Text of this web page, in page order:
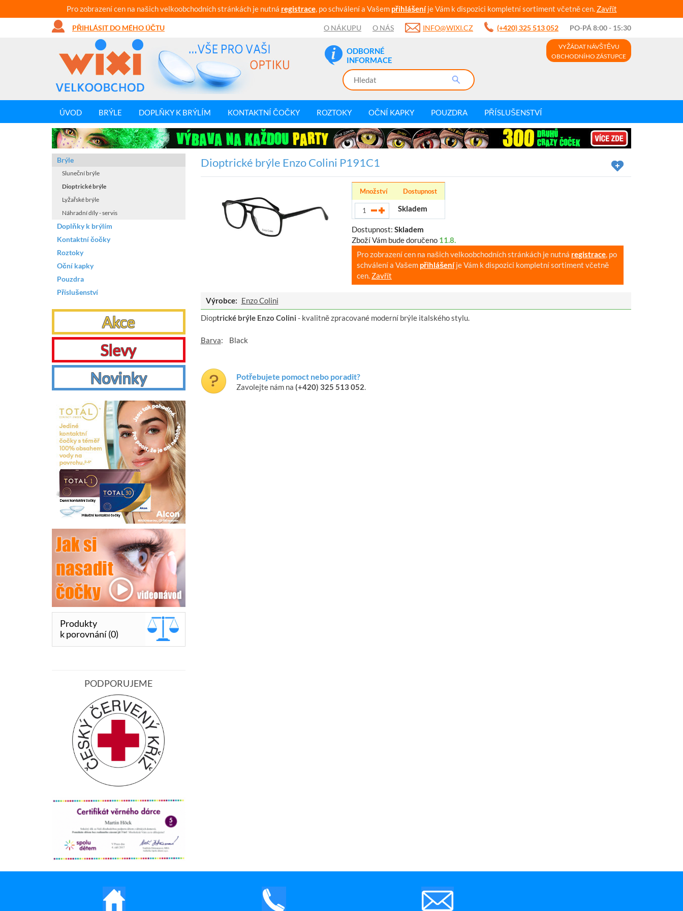
Pro zobrazení cen na našich velkoobchodních stránkách je nutná registrace, po schválení a Vašem přihlášeníje Vám k dispozici kompletní sortiment včetně cen. Zavřít
PŘIHLÁSIT DO MÉHO ÚČTU O NÁKUPU O NÁS INFO@WIXI.CZ (+420) 325 513 052 PO-PÁ 8:00 - 15:30
ODBORNÉ
INFORMACE
VYŽÁDAT NÁVŠTĚVU
OBCHODNÍHO ZÁSTUPCE
ÚVOD BRÝLE DOPLŇKY K BRÝLÍM KONTAKTNÍ ČOČKY ROZTOKY OČNÍ KAPKY POUZDRA PŘÍSLUŠENSTVÍ
Dioptrické brýle Enzo Colini P191C1
Množství Dostupnost
Skladem
Dostupnost: Skladem
Zboží Vám bude doručeno 11.8.
Pro zobrazení cen na našich velkoobchodních stránkách je nutná registrace, po
schválení a Vašem přihlášeníje Vám k dispozici kompletní sortiment včetně
cen. Zavřít
Výrobce: Enzo Colini
Dioptrické brýle Enzo Colini - kvalitně zpracované moderní brýle italského stylu.
Barva: Black
Potřebujete pomoct nebo poradit?
Zavolejte nám na (+420) 325 513 052.
Brýle
Sluneční brýle
Dioptrické brýle
Lyžařské brýle
Náhradní díly - servis
Doplňky k brýlím
Kontaktní čočky
Roztoky
Oční kapky
Pouzdra
Příslušenství
Akce
Slevy
Novinky
Produkty
k porovnání (0)
PODPORUJEME